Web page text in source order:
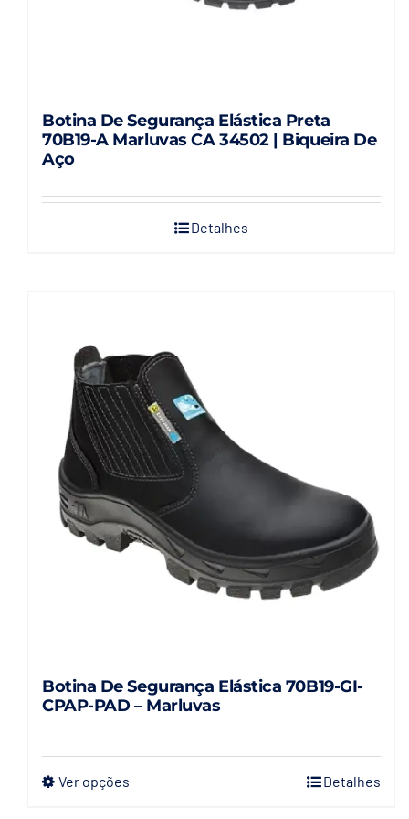
Botina De Segurança Elástica Preta
70B19-A Marluvas CA 34502 | Biqueira De
Aço
Detalhes
Botina De Segurança Elástica 70B19-GI-
CPAP-PAD – Marluvas
Ver opçõesEste
Detalhes